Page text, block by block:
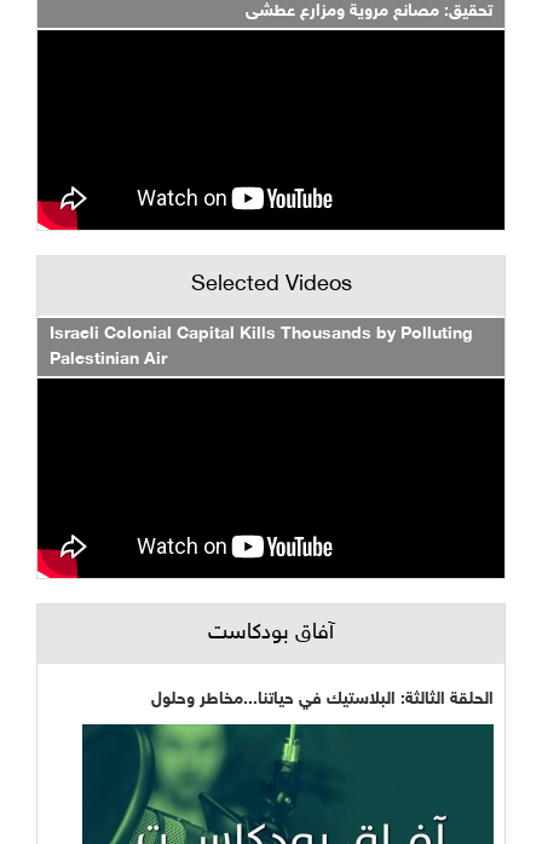
تحقيق: مصانع مروية ومزارع عطشى
Selected Videos
Israeli Colonial Capital Kills Thousands by Polluting
Palestinian Air
آفاق بودكاست
الحلقة الثالثة: البلاستيك في حياتنا...مخاطر وحلول